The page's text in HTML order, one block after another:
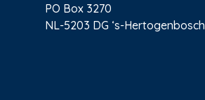
PO Box 3270
NL-5203 DG ‘s-Hertogenbosch